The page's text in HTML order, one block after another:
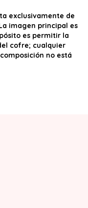
exclusivamente de
imagen principal es
es permitir la
cofre; cualquier
no está